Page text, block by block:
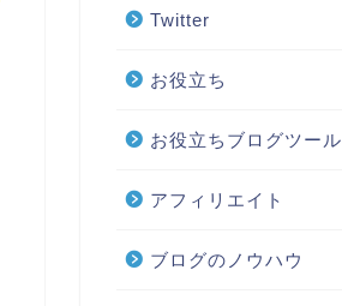
Twitter
お役立ち
お役立ちブログツール
アフィリエイト
ブログのノウハウ